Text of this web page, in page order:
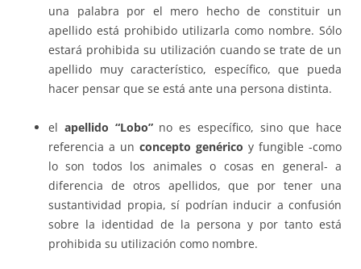
una palabra por el mero hecho de constituir un
apellido está prohibido utilizarla como nombre. Sólo
estará prohibida su utilización cuando se trate de un
apellido muy característico, específico, que pueda
hacer pensar que se está ante una persona distinta.
el apellido “Lobo”no es específico, sino que hace
referencia a un concepto genérico y fungible -como
lo son todos los animales o cosas en general- a
diferencia de otros apellidos, que por tener una
sustantividad propia, sí podrían inducir a confusión
sobre la identidad de la persona y por tanto está
prohibida su utilización como nombre.